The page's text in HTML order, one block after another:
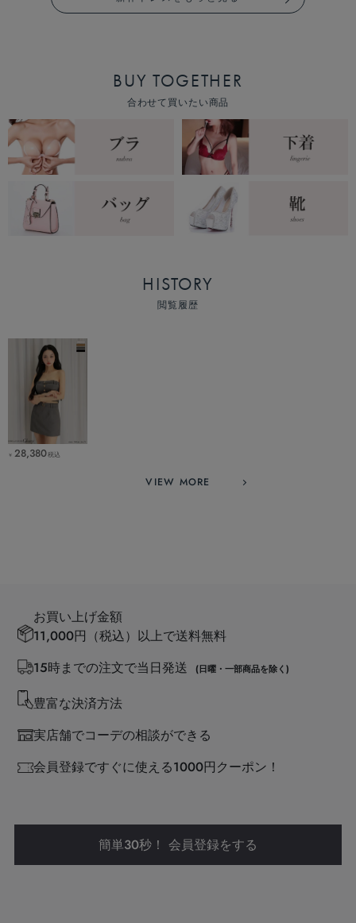
BUY TOGETHER
合わせて買いたい商品
HISTORY
閲覧履歴
￥ 28,380税込
VIEW MORE
お買い上げ金額
11,000円（税込）以上で送料無料
15時までの注文で当日発送
(日曜・一部商品を除く)
豊富な決済方法
実店舗でコーデの相談ができる
会員登録ですぐに使える1000円クーポン！
簡単30秒！ 会員登録をする